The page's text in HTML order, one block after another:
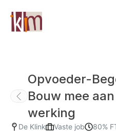
Opvoeder-
Bouw mee
werking
De Klink Vaste job 80%